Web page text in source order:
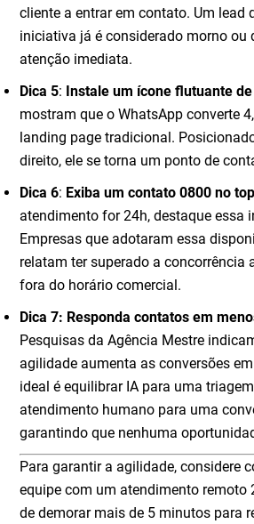
cliente a entrar em contato. Um lead
iniciativa já é considerado morno ou
atenção imediata.
Dica 5: Instale um ícone flutuante
mostram que o WhatsApp converte
landing page tradicional.
direito, ele se torna um ponto de
Dica 6: Exiba um contato 0800 no
atendimento for 24h, destaque essa
Empresas que adotaram essa
relatam ter superado a concorrência
fora do horário comercial.
Dica 7: Responda contatos em
Pesquisas da Agência Mestre
agilidade aumenta as conversões
ideal é equilibrar IA para uma
atendimento humano para uma
garantindo que nenhuma
Para garantir a agilidade, considere
equipe com um atendimento remoto
de demorar mais de 5 minutos para